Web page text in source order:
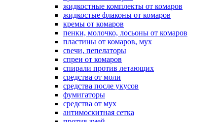
жидкостные комплекты от комаров
жидкостые флаконы от комаров
кремы от комаров
пенки, молочко, лосьоны от комаров
пластины от комаров, мух
свечи, пепелаторы
спреи от комаров
спирали против летающих
средства от моли
средства после укусов
фумигаторы
средства от мух
антимоскитная сетка